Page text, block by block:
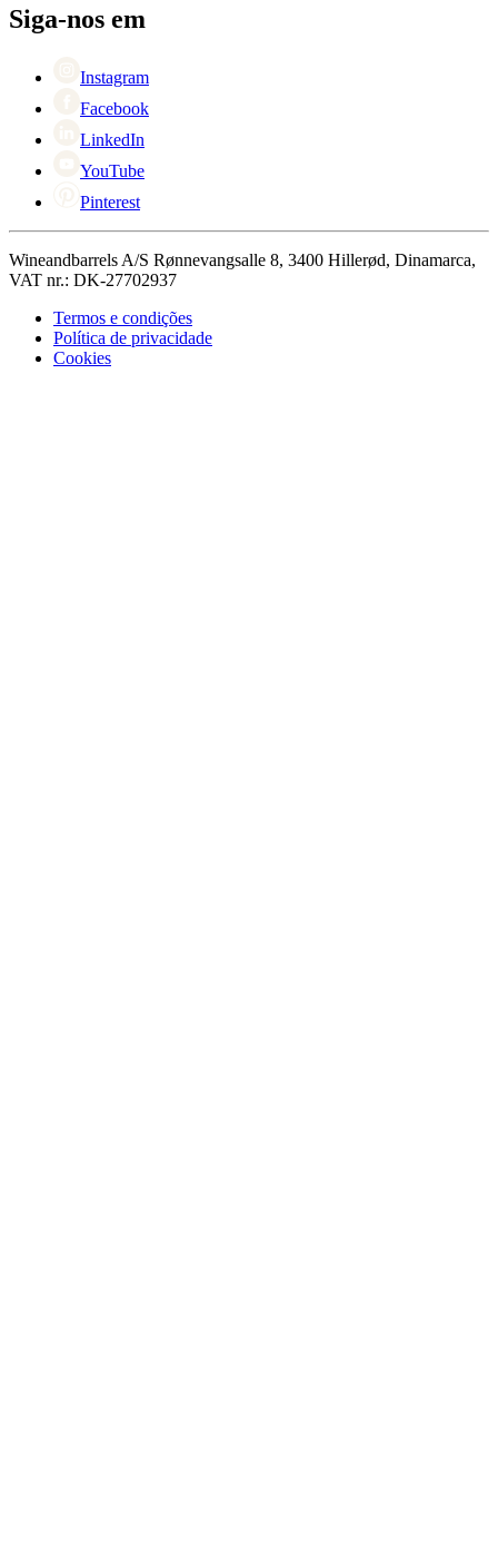
Black Friday
Singles Day
Siga-nos em
Instagram
Facebook
LinkedIn
YouTube
Pinterest
Wineandbarrels A/S Rønnevangsalle 8, 3400 Hillerød, Dinamarca,
VAT nr.: DK-27702937
Termos e condições
Política de privacidade
Cookies